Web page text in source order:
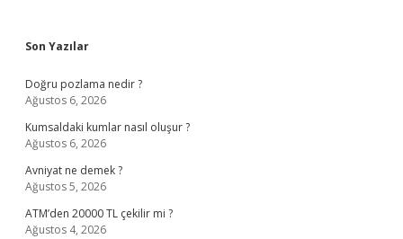
Sidebar
Son Yazılar
Doğru pozlama nedir ?
Ağustos 6, 2026
Kumsaldaki kumlar nasıl oluşur ?
Ağustos 6, 2026
Avniyat ne demek ?
Ağustos 5, 2026
ATM’den 20000 TL çekilir mi ?
Ağustos 4, 2026